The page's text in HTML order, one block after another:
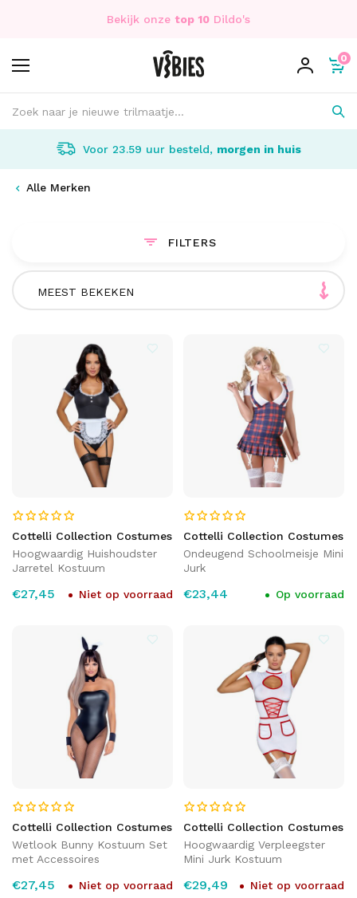
Bekijk onze top 10 Dildo's
0
Voor 23.59 uur besteld, morgen in huis
Alle Merken
FILTERS
MEEST BEKEKEN
Cottelli Collection Costumes
Hoogwaardig Huishoudster
Jarretel Kostuum
€27,45 Niet op voorraad
Cottelli Collection Costumes
Ondeugend Schoolmeisje Mini
Jurk
€23,44 Op voorraad
Cottelli Collection Costumes
Wetlook Bunny Kostuum Set
met Accessoires
€27,45 Niet op voorraad
Cottelli Collection Costumes
Hoogwaardig Verpleegster
Mini Jurk Kostuum
€29,49 Niet op voorraad